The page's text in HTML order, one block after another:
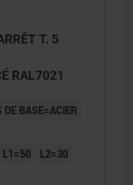
T. 5
RAL7021
DE BASE=ACIER
L1=50
L2=30